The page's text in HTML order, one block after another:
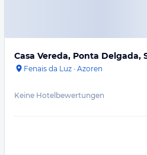
Casa Vereda, Ponta Delgada,
Fenais da Luz · Azoren
Keine Hotelbewertungen